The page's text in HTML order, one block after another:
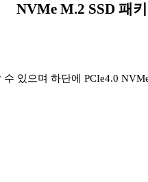
NVMe M.2 SSD 패키
있으며 하단에 PCIe4.0